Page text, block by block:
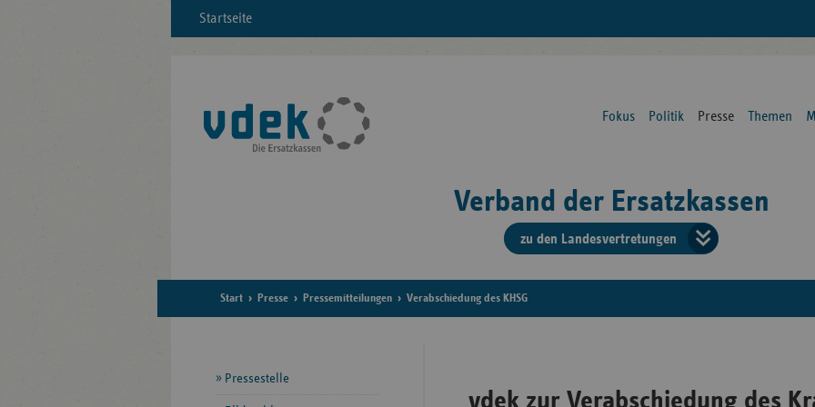
Startseite
Fokus Politik Presse Themen
Verband der Ersatzkassen
zu den Landesvertretungen
der
Start Presse Pressemitteilungen Verabschiedung des KHSG
vdek zur Verabschiedung des
Seitennavigation
Pressestelle